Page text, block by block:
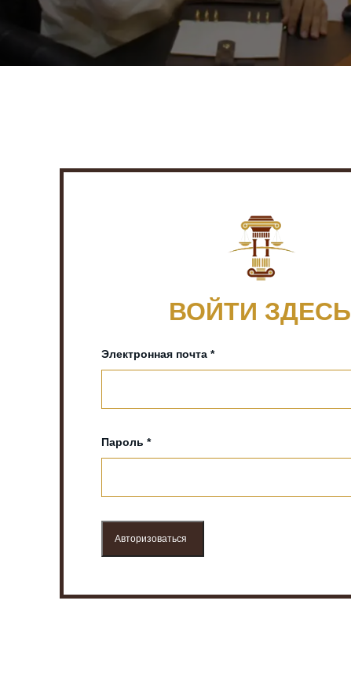
ВОЙТИ ЗДЕСЬ
Электронная почта *
Пароль *
Авторизоваться